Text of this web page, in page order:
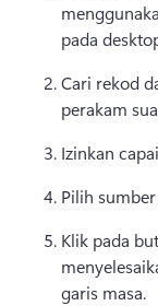
pada
Cari rekod
perakam
Izinkan
Pilih
Klik pada
garis masa.